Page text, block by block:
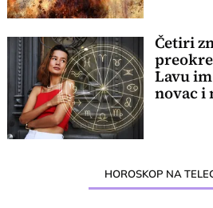
Četiri
Lavu
novac i
HOROSKOP NA